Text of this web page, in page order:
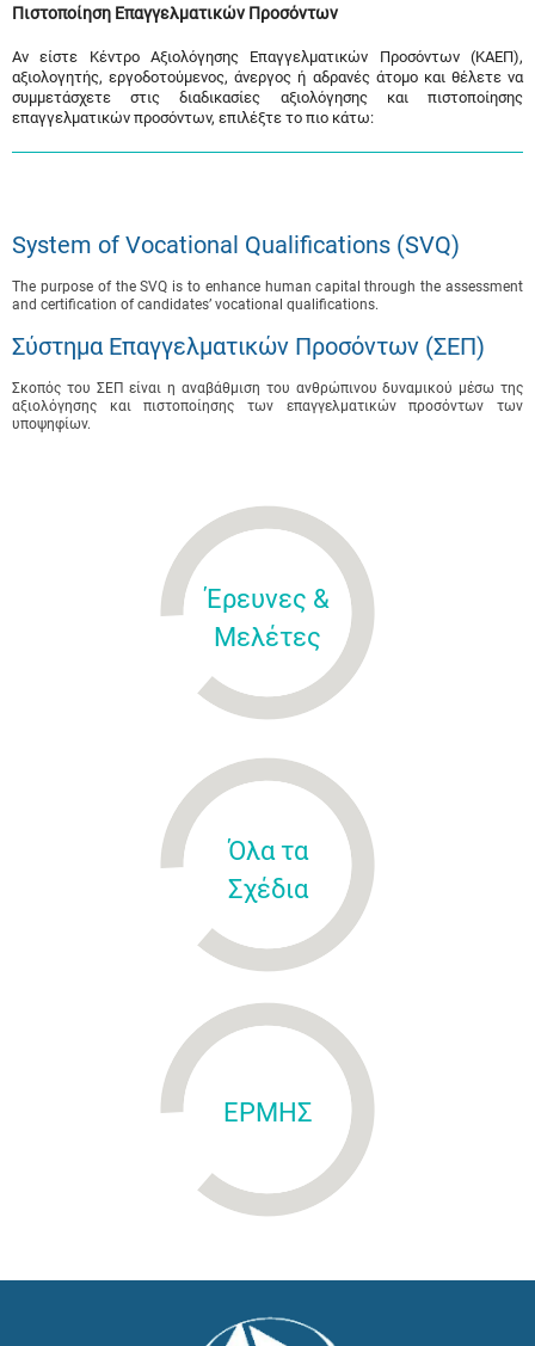
Πιστοποίηση Επαγγελματικών Προσόντων
Αν είστε Κέντρο Αξιολόγησης Επαγγελματικών Προσόντων (ΚΑΕΠ),
αξιολογητής, εργοδοτούμενος, άνεργος ή αδρανές άτομο και θέλετε να
συμμετάσχετε στις διαδικασίες αξιολόγησης και πιστοποίησης
επαγγελματικών προσόντων, επιλέξτε το πιο κάτω:
System of Vocational Qualifications (SVQ)
The purpose of the SVQ is to enhance human capital through the assessment
and certification of candidates’ vocational qualifications.
Σύστημα Επαγγελματικών Προσόντων (ΣΕΠ)
Σκοπός του ΣΕΠ είναι η αναβάθμιση του ανθρώπινου δυναμικού μέσω της
αξιολόγησης και πιστοποίησης των επαγγελματικών προσόντων των
υποψηφίων.
Έρευνες &
Μελέτες
Όλα τα
Σχέδια
ΕΡΜΗΣ